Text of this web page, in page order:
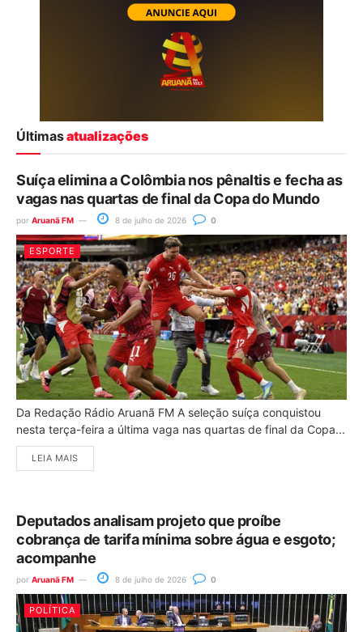
Últimasatualizações
Suíça elimina a Colômbia nos pênaltis e fecha as
vagas nas quartas de final da Copa do Mundo
por Aruanã FM 8 de julho de 2026 0
ESPORTE
Da Redação Rádio Aruanã FM A seleção suíça conquistou
nesta terça-feira a última vaga nas quartas de final da Copa...
LEIA MAIS
Deputados analisam projeto que proíbe
cobrança de tarifa mínima sobre água e esgoto;
acompanhe
por Aruanã FM 8 de julho de 2026 0
POLÍTICA